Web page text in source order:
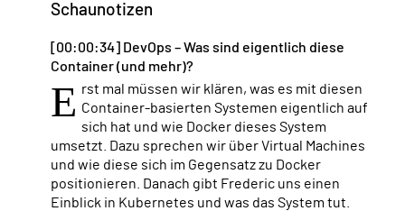
Schaunotizen
[00:00:34] DevOps – Was sind eigentlich diese
Container (und mehr)?
E rst mal müssen wir klären, was es mit diesen
Container-basierten Systemen eigentlich auf
sich hat und wie Docker dieses System
umsetzt. Dazu sprechen wir über Virtual Machines
und wie diese sich im Gegensatz zu Docker
positionieren. Danach gibt Frederic uns einen
Einblick in Kubernetes und was das System tut.